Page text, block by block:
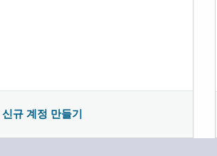
신규 계정 만들기